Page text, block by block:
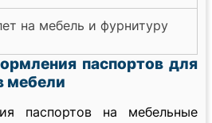
на мебель и фурнитуру
паспортов для
мебели
паспортов на мебельные